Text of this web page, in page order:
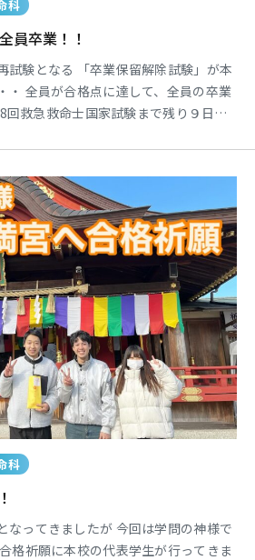
科
員卒業！！
試験となる 「卒業保留解除試験」が本
・ 全員が合格点に達して、全員の卒業
救急救命士国家試験まで残り９日と
科
なってきましたが 今回は学問の神様で
格祈願に本校の代表学生が行ってきま